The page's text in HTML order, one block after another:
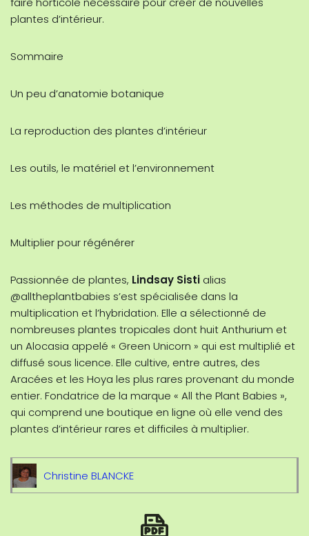
plantes d’intérieur.
Sommaire
Un peu d’anatomie botanique
La reproduction des plantes d’intérieur
Les outils, le matériel et l’environnement
Les méthodes de multiplication
Multiplier pour régénérer
Passionnée de plantes, Lindsay Sisti alias
@alltheplantbabies s’est spécialisée dans la
multiplication et l’hybridation. Elle a sélectionné de
nombreuses plantes tropicales dont huit Anthurium et
un Alocasia appelé « Green Unicorn » qui est multiplié et
diffusé sous licence. Elle cultive, entre autres, des
Aracées et les Hoya les plus rares provenant du monde
entier. Fondatrice de la marque « All the Plant Babies »,
qui comprend une boutique en ligne où elle vend des
plantes d’intérieur rares et difficiles à multiplier.
Christine BLANCKE